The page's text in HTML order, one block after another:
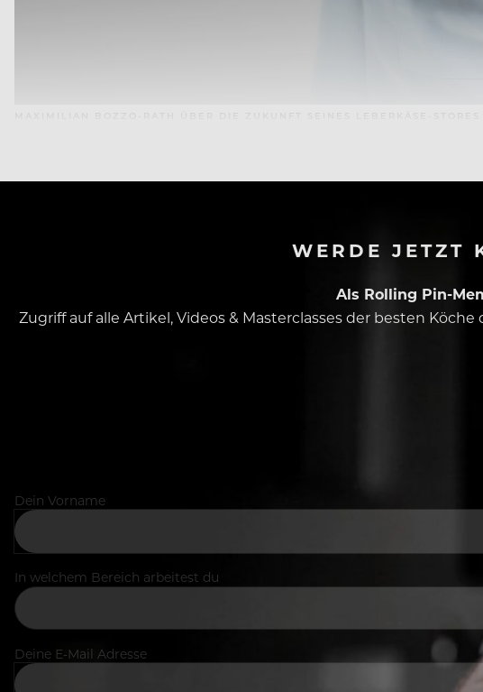
MAXIMILIAN BOZZO-RATH ÜBER DIE ZUKUNFT SEINES LEBERKÄSE-
WERDE JETZT
Als Rolling Pin-
Zugriff auf alle Artikel, Videos & Masterclasses der besten
Dein Vorname
In welchem Bereich arbeitest du
Deine E-Mail Adresse